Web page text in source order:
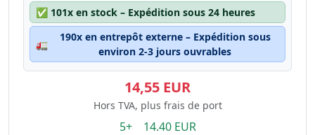
✅ 101x en stock – Expédition sous 24 heures
🚛
190x en entrepôt externe – Expédition sous
environ 2-3 jours ouvrables
14,55 EUR
Hors TVA, plus frais de port
5+ 14.40 EUR